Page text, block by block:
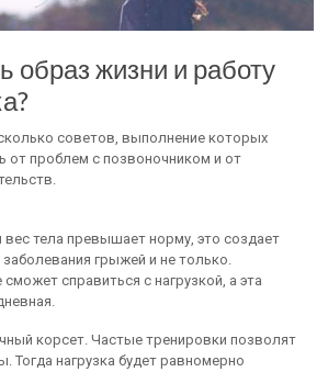
образ жизни и работу
советов, выполнение которых
от проблем с позвоночником и от
вес тела превышает норму, это создает
грыжей и не только.
справиться с нагрузкой, а эта
корсет. Частые тренировки позволят
Тогда нагрузка будет равномерно